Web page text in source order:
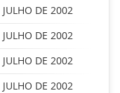
DE 2002
DE 2002
DE 2002
DE 2002